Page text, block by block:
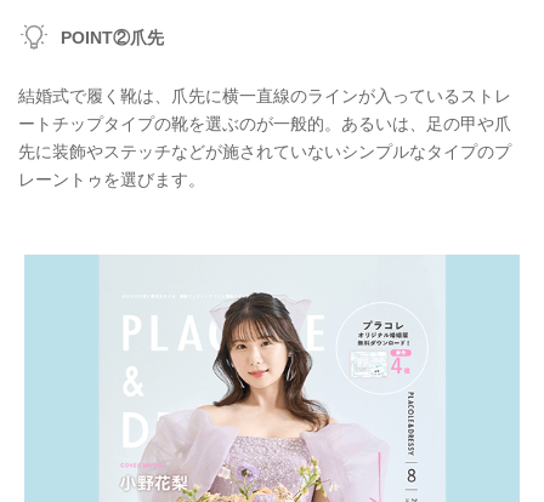
POINT②爪先
結婚式で履く靴は、爪先に横一直線のラインが入っているストレ
ートチップタイプの靴を選ぶのが一般的。あるいは、足の甲や爪
先に装飾やステッチなどが施されていないシンプルなタイプのプ
レーントゥを選びます。